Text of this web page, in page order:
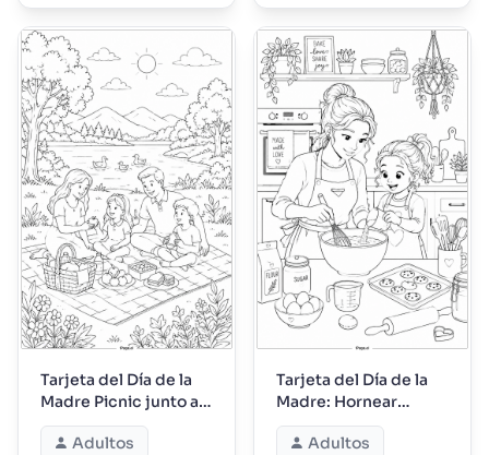
Tarjeta del Día de la
Madre Picnic junto al
lago
Adultos
Tarjeta del Día de la
Madre: Hornear
Juntos en la Cocina
Adultos